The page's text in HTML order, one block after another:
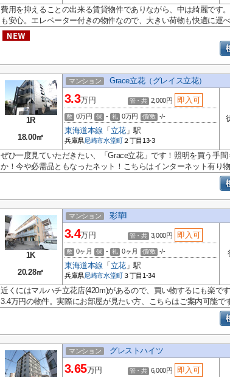
費用を抑えることの出来る賃貸物件でありながら、中は綺麗です
も安心。エレベーター付きの物件なので、大きい荷物も快適に運
1R
18.00㎡
マンション Grace立花（グレイス立花）
3.3万円 管・共 2,000円 即入可
敷 0万円 保 - 礼 0万円 償/敷 -/-
東海道本線 「 立花」駅
兵庫県尼崎市水堂町 ２丁目13-3
ぜひ一度見ていただきたい、「Grace立花」です！照明を買う手
か！今や必需品ともなったネット！こちらはインターネット有り
1K
20.28㎡
マンション 彩華I
3.4万円 管・共 3,000円 即入可
敷 0ヶ月 保 - 礼 0ヶ月 償/敷 -/-
東海道本線 「 立花」駅
兵庫県尼崎市水堂町 ３丁目1-34
近くにはマルハチ立花店(420m)があるので、買い物するにも楽で
3.4万円の物件。実際にお部屋が見たい方、こちらはご案内可能で
マンション グレストハイツ
3.65万円 管・共 6,000円 即入可